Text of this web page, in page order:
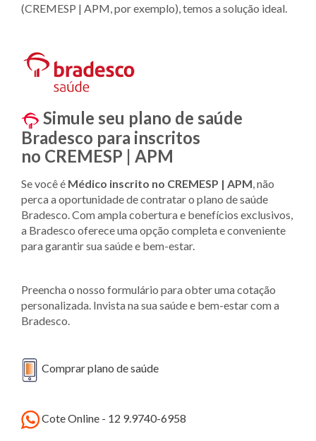
(CREMESP | APM, por exemplo), temos a solução ideal.
Simule seu plano de saúde
Bradesco para inscritos
no CREMESP | APM
Se você é Médico inscrito no CREMESP | APM , não
perca a oportunidade de contratar o plano de saúde
Bradesco. Com ampla cobertura e benefícios exclusivos,
a Bradesco oferece uma opção completa e conveniente
para garantir sua saúde e bem-estar.
Preencha o nosso formulário para obter uma cotação
personalizada. Invista na sua saúde e bem-estar com a
Bradesco.
Comprar plano de saúde
Cote Online - 12 9.9740-6958